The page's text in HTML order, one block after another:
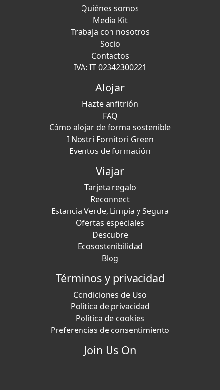
Quiénes somos
Media Kit
Trabaja con nosotros
Socio
Contactos
IVA: IT 02342300221
Alojar
Hazte anfitrión
FAQ
Cómo alojar de forma sostenible
I Nostri Fornitori Green
Eventos de formación
Viajar
Tarjeta regalo
Reconnect
Estancia Verde, Limpia y Segura
Ofertas especiales
Descubre
Ecosostenibilidad
Blog
Términos y privacidad
Condiciones de Uso
Política de privacidad
Política de cookies
Preferencias de consentimiento
Join Us On